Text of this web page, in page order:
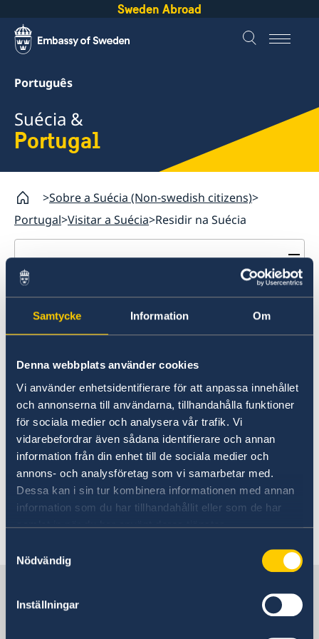
Samtycke Information Om
Denna webbplats använder cookies
Vi använder enhetsidentifierare för att anpassa innehållet
och annonserna till användarna, tillhandahålla funktioner
för sociala medier och analysera vår trafik. Vi
vidarebefordrar även sådana identifierare och annan
information från din enhet till de sociala medier och
annons- och analysföretag som vi samarbetar med.
Dessa kan i sin tur kombinera informationen med annan
information som du har tillhandahållit eller som de har
samlat in när du har använt deras tjänster.
Nödvändig
Inställningar
Sweden Abroad
Português
Suécia &
Portugal
Sobre a Suécia (Non-swedish citizens)
Portugal Visitar a Suécia Residir na Suécia
Portugal
Visitar a Suécia
Residir na Suécia
Residir na Suécia
trabalha com questões relacionadas
com a Migracão.
Se deseja residir na Suécia por motivo de
trabalho, estudos ou reunião familiar deve
contatar aAgência de Migracão Sueca
ou a
Embaixada da Suécia na Espanha,para obter
mais informacões.
Última atualização 12 abr. 2023, 15.42